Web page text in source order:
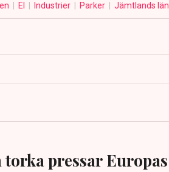
El Industrier Parker Jämtlands län
torka pressar Europas